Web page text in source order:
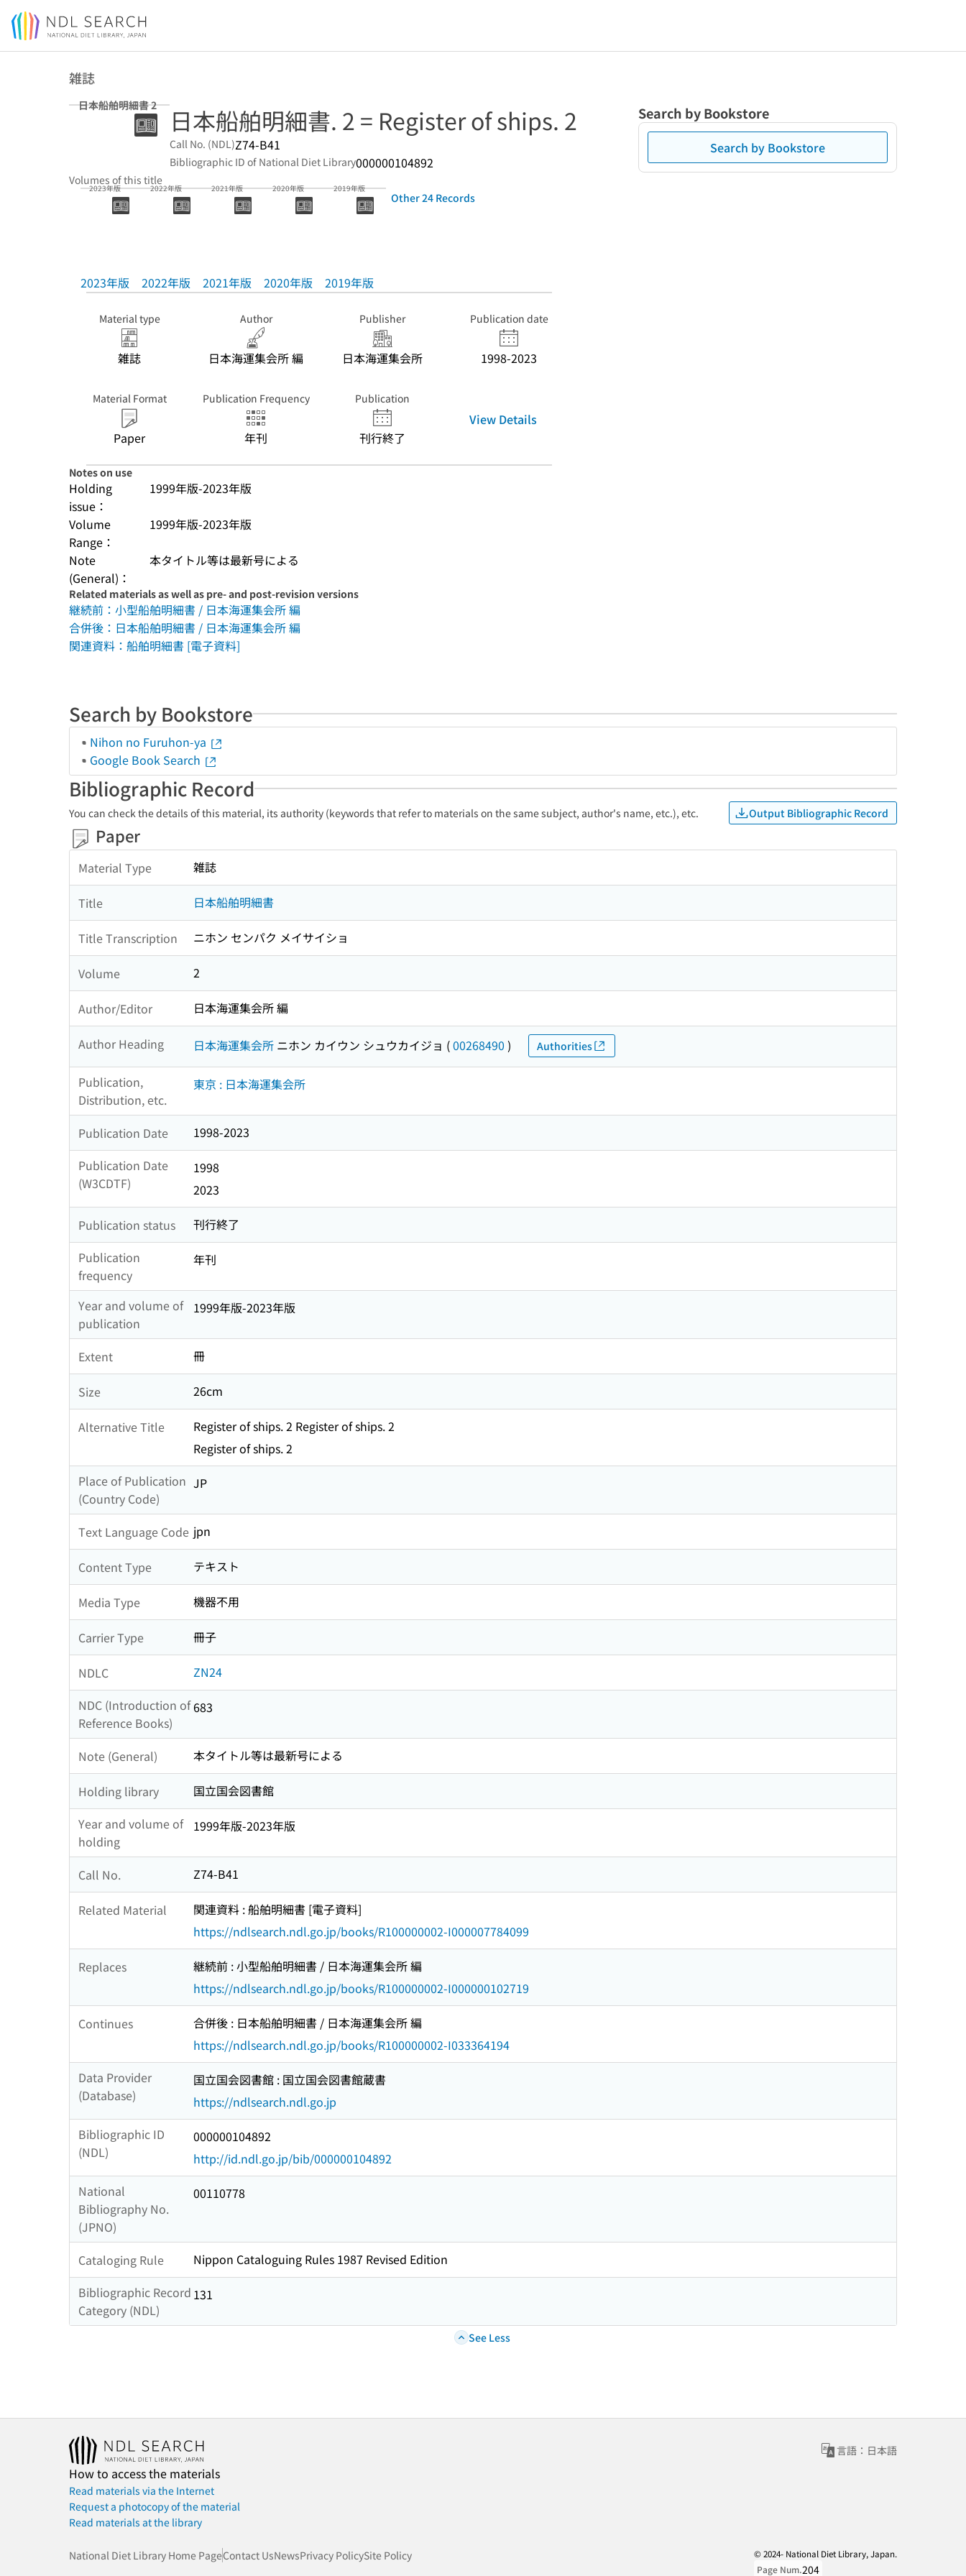
Jump to main content
雑誌
日本船舶明細書 2 日本船舶明細書. 2 = Register of ships. 2
Call No. (NDL)Z74-B41
Bibliographic ID of National Diet Library000000104892
Volumes of this title
2023年版
2023年版
2022年版
2022年版
2021年版
2021年版
2020年版
2020年版
2019年版
2019年版
Other 24 Records
Material type
雑誌
Author
日本海運集会所 編
Publisher
日本海運集会所
Publication date
1998-2023
Material Format
Paper
Publication Frequency
年刊
Publication
刊行終了
View Details
Notes on use
Holding
issue：
1999年版-2023年版
Volume
Range：
1999年版-2023年版
Note
(General)：
本タイトル等は最新号による
Related materials as well as pre- and post-revision versions
継続前：小型船舶明細書 / 日本海運集会所 編
合併後：日本船舶明細書 / 日本海運集会所 編
関連資料：船舶明細書 [電子資料]
Search by Bookstore
Search by Bookstore
Search by Bookstore
Nihon no Furuhon-ya
Google Book Search
Bibliographic Record
You can check the details of this material, its authority (keywords that refer to materials on the same subject, author's name, etc.), etc. Output Bibliographic Record
Paper
Material Type 雑誌
Title 日本船舶明細書
Title Transcription ニホン センパク メイサイショ
Volume 2
Author/Editor 日本海運集会所 編
Author Heading 日本海運集会所 ニホン カイウン シュウカイジョ (00268490 ) Authorities
Publication,
Distribution, etc.
東京 : 日本海運集会所
Publication Date
1998-2023
Publication Date
(W3CDTF)
1998
2023
Publication status
刊行終了
Publication
frequency
年刊
Year and volume of
publication
1999年版-2023年版
Extent 冊
Size 26cm
Alternative Title
Register of ships. 2 Register of ships. 2
Register of ships. 2
Place of Publication
(Country Code)
JP
Text Language Code jpn
Content Type テキスト
Media Type 機器不用
Carrier Type 冊子
NDLC
ZN24
NDC (Introduction of
Reference Books)
683
Note (General) 本タイトル等は最新号による
Holding library
国立国会図書館
Year and volume of
holding
1999年版-2023年版
Call No. Z74-B41
Related Material
関連資料 : 船舶明細書 [電子資料]
https://ndlsearch.ndl.go.jp/books/R100000002-I000007784099
Replaces
継続前 : 小型船舶明細書 / 日本海運集会所 編
https://ndlsearch.ndl.go.jp/books/R100000002-I000000102719
Continues
合併後 : 日本船舶明細書 / 日本海運集会所 編
https://ndlsearch.ndl.go.jp/books/R100000002-I033364194
Data Provider
(Database)
国立国会図書館 : 国立国会図書館蔵書
https://ndlsearch.ndl.go.jp
Bibliographic ID
(NDL)
000000104892
http://id.ndl.go.jp/bib/000000104892
National
Bibliography No.
(JPNO)
00110778
Cataloging Rule
Nippon Cataloguing Rules 1987 Revised Edition
Bibliographic Record
Category (NDL)
131
See Less
言語：日本語
How to access the materials
Read materials via the Internet
Request a photocopy of the material
Read materials at the library
National Diet Library Home PageContact UsNewsPrivacy PolicySite Policy
© 2024- National Diet Library, Japan.
Page Num.204